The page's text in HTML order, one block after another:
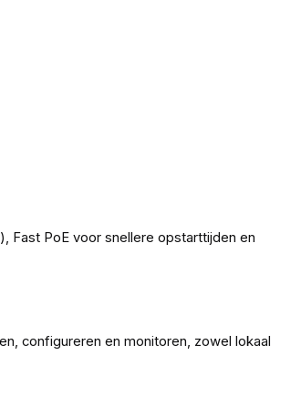
Fast PoE voor snellere opstarttijden en
configureren en monitoren, zowel lokaal